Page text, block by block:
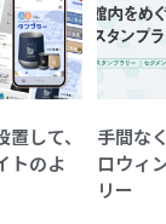
して、
トのよ
手間な
ロウィ
リー